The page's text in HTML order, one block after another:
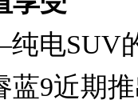
蓝9近期